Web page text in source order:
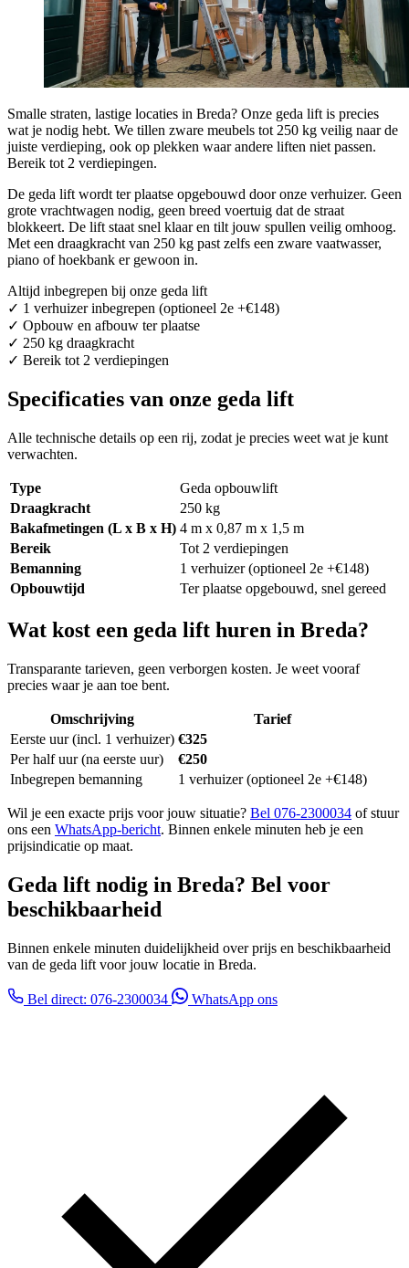
Smalle straten, lastige locaties in Breda? Onze geda lift is precies
wat je nodig hebt. We tillen zware meubels tot 250 kg veilig naar de
juiste verdieping, ook op plekken waar andere liften niet passen.
Bereik tot 2 verdiepingen.
De geda lift wordt ter plaatse opgebouwd door onze verhuizer. Geen
grote vrachtwagen nodig, geen breed voertuig dat de straat
blokkeert. De lift staat snel klaar en tilt jouw spullen veilig omhoog.
Met een draagkracht van 250 kg past zelfs een zware vaatwasser,
piano of hoekbank er gewoon in.
Altijd inbegrepen bij onze geda lift
✓ 1 verhuizer inbegrepen (optioneel 2e +€148)
✓ Opbouw en afbouw ter plaatse
✓ 250 kg draagkracht
✓ Bereik tot 2 verdiepingen
Specificaties van onze geda lift
Alle technische details op een rij, zodat je precies weet wat je kunt
verwachten.
Type
Geda opbouwlift
Draagkracht
250 kg
Bakafmetingen (L x B x H) 4 m x 0,87 m x 1,5 m
Bereik
Tot 2 verdiepingen
Bemanning
1 verhuizer (optioneel 2e +€148)
Opbouwtijd
Ter plaatse opgebouwd, snel gereed
Wat kost een geda lift huren in Breda?
Transparante tarieven, geen verborgen kosten. Je weet vooraf
precies waar je aan toe bent.
Omschrijving
Tarief
Eerste uur (incl. 1 verhuizer) €325
Per half uur (na eerste uur)
€250
Inbegrepen bemanning
1 verhuizer (optioneel 2e +€148)
Wil je een exacte prijs voor jouw situatie? Bel 076-2300034 of stuur
ons een WhatsApp-bericht. Binnen enkele minuten heb je een
prijsindicatie op maat.
Geda lift nodig in Breda? Bel voor
beschikbaarheid
Binnen enkele minuten duidelijkheid over prijs en beschikbaarheid
van de geda lift voor jouw locatie in Breda.
Bel direct: 076-2300034 WhatsApp ons